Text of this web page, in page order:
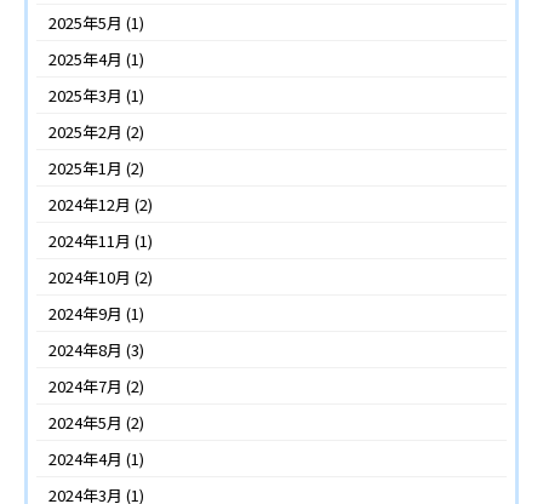
2025年5月 (1)
2025年4月 (1)
2025年3月 (1)
2025年2月 (2)
2025年1月 (2)
2024年12月 (2)
2024年11月 (1)
2024年10月 (2)
2024年9月 (1)
2024年8月 (3)
2024年7月 (2)
2024年5月 (2)
2024年4月 (1)
2024年3月 (1)